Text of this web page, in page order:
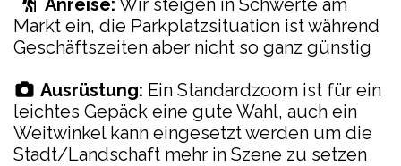
Anreise: Wir steigen in Schwerte am
Markt ein, die Parkplatzsituation ist während
Geschäftszeiten aber nicht so ganz günstig
Ausrüstung: Ein Standardzoom ist für ein
leichtes Gepäck eine gute Wahl, auch ein
Weitwinkel kann eingesetzt werden um die
Stadt/Landschaft mehr in Szene zu setzen